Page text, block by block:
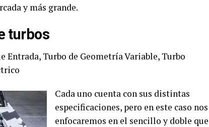
y más grande.
turbos
Entrada, Turbo de Geometría Variable, Turbo
Cada uno cuenta con sus distintas
especificaciones, pero en este caso nos
enfocaremos en el sencillo y doble que